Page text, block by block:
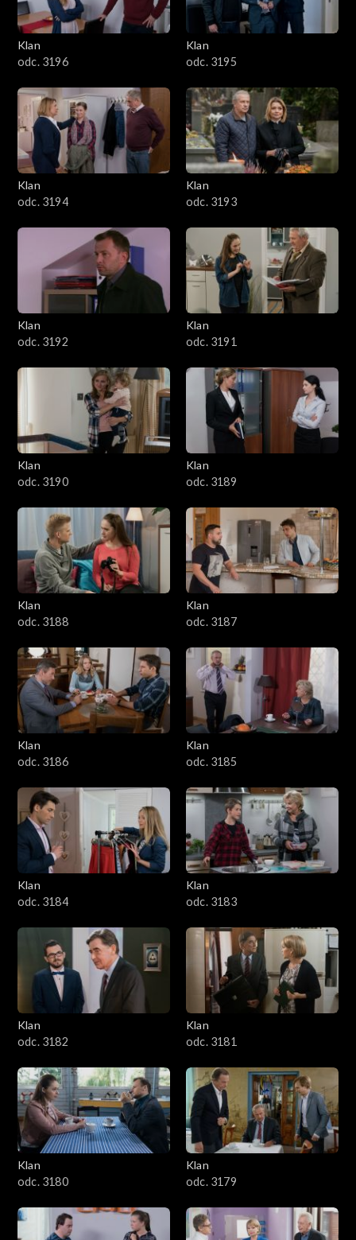
3801–3900
3701–3800
3601–3700
3501–3600
3401–3500
3201–3300
3101–3200
3001–3100
2901–3000
2801–2900
2701–2800
2501–2600
2401–2500
2301–2400
2201–2300
2101–2200
2001–2100
1901–2000
1801–1900
1701–1800
1601–1700
1501–1600
1401–1500
1301–1400
1201–1300
1101–1200
1001–1100
901–1000
801–900
Klan
odc. 3196
Klan
odc. 3195
Klan
odc. 3194
Klan
odc. 3193
Klan
odc. 3192
Klan
odc. 3191
Klan
odc. 3190
Klan
odc. 3189
Klan
odc. 3188
Klan
odc. 3187
Klan
odc. 3186
Klan
odc. 3185
Klan
odc. 3184
Klan
odc. 3183
Klan
odc. 3182
Klan
odc. 3181
Klan
odc. 3180
Klan
odc. 3179